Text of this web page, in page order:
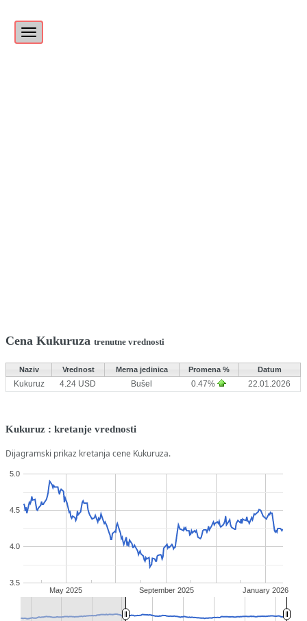
Cena Kukuruzatrenutne vrednosti
Naziv Vrednost Merna jedinica Promena % Datum
Kukuruz 4.24 USD Bušel 0.47% 22.01.2026
Kukuruz : kretanje vrednosti
Dijagramski prikaz kretanja cene Kukuruza.
May 2025 September 2025 January 2026
3.5
4.0
4.5
5.0